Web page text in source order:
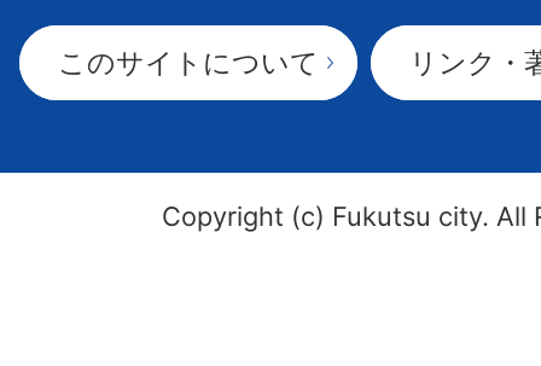
このサイトについて リンク・
Copyright (c) Fukutsu city. All